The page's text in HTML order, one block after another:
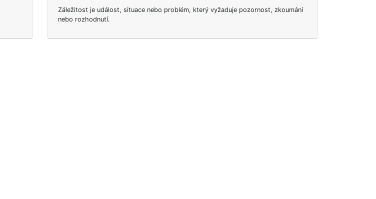
Záležitost je událost, situace nebo problém, který vyžaduje pozornost, zkoumání
nebo rozhodnutí.